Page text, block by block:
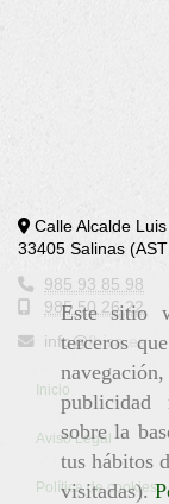
Este sitio
terceros
publicidad
sobre la
tus hábitos
visitadas).
Calle Alcalde
33405 Salinas
985 93 85 98
985 50 26 22
info@fhisa.es
Inicio
Aviso Legal
Política de cookies